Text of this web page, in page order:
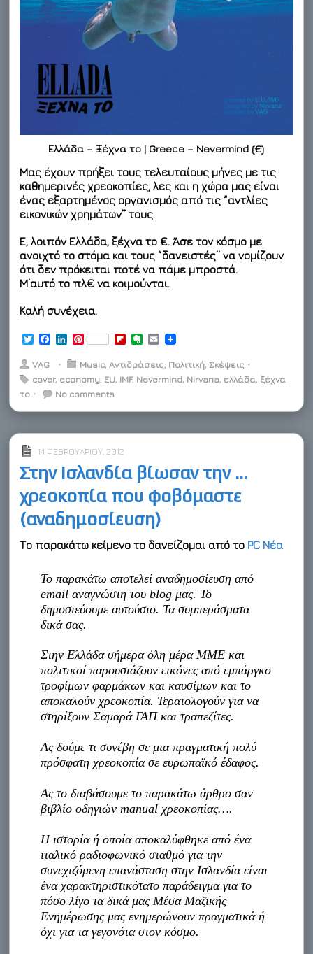
Ελλάδα – Ξέχνα το | Greece – Nevermind (€)
Μας έχουν πρήξει τους τελευταίους μήνες με τις
καθημερινές χρεοκοπίες, λες και η χώρα μας είναι
ένας εξαρτημένος οργανισμός από τις “αντλίες
εικονικών χρημάτων” τους.
Ε, λοιπόν Ελλάδα, ξέχνα το €. Άσε τον κόσμο με
ανοιχτό το στόμα και τους “δανειστές” να νομίζουν
ότι δεν πρόκειται ποτέ να πάμε μπροστά.
Μ’αυτό το πλ€ να κοιμούνται.
Καλή συνέχεια.
T
i
t
e
F
b
o
L
n
e
d
P
n
e
r
F
i
b
e
n
E
a
l
VAG ⋅ Music,Αντιδράσεις, Πολιτική,Σκέψεις ⋅
cover, economy, EU, IMF, Nevermind, Nirvana, ελλάδα, ξέχνα
το ⋅ No comments
14 ΦΕΒΡΟΥΑΡΊΟΥ, 2012
Στην Ισλανδία βίωσαν την …
χρεοκοπία που φοβόμαστε
(αναδημοσίευση)
Το παρακάτω κείμενο το δανείζομαι από το PC Νέα
Το παρακάτω αποτελεί αναδημοσίευση από
email αναγνώστη του blog μας. Το
δημοσιεύουμε αυτούσιο. Τα συμπεράσματα
δικά σας.
Στην Ελλάδα σήμερα όλη μέρα ΜΜΕ και
πολιτικοί παρουσιάζουν εικόνες από εμπάργκο
τροφίμων φαρμάκων και καυσίμων και το
αποκαλούν χρεοκοπία. Τερατολογούν για να
στηρίξουν Σαμαρά ΓΑΠ και τραπεζίτες.
Ας δούμε τι συνέβη σε μια πραγματική πολύ
πρόσφατη χρεοκοπία σε ευρωπαϊκό έδαφος.
Ας το διαβάσουμε το παρακάτω άρθρο σαν
βιβλίο οδηγιών manual χρεοκοπίας….
Η ιστορία ή οποία αποκαλύφθηκε από ένα
ιταλικό ραδιοφωνικό σταθμό για την
συνεχιζόμενη επανάσταση στην Ισλανδία είναι
ένα χαρακτηριστικότατο παράδειγμα για το
πόσο λίγο τα δικά μας Μέσα Μαζικής
Ενημέρωσης μας ενημερώνουν πραγματικά ή
όχι για τα γεγονότα στον κόσμο.